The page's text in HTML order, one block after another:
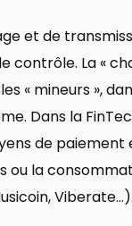
et de
La «
« mineurs »,
Dans la
de
ou la
Viberate…).